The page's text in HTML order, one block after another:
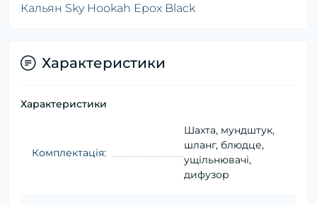
Кальян Sky Hookah Epox Black
Характеристики
Характеристики
Комплектація:
Шахта, мундштук,
шланг, блюдце,
ущільнювачі,
дифузор